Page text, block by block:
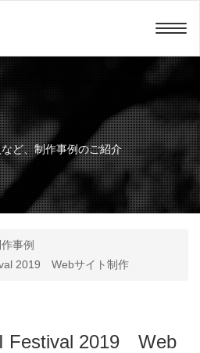
メニュ
ど、制作事例のご紹介
事例
2019 Webサイト制作
Festival 2019 Web